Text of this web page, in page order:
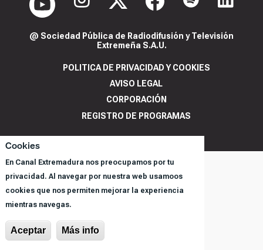
Cookies
En Canal Extremadura nos preocupamos por tu
privacidad. Al navegar por nuestra web usamoos
cookies que nos permiten mejorar la experiencia
mientras navegas.
Aceptar Más info
@ Sociedad Pública de Radiodifusión y Televisión
Extremeña S.A.U.
POLITICA DE PRIVACIDAD Y COOKIES
AVISO LEGAL
CORPORACIÓN
REGISTRO DE PROGRAMAS